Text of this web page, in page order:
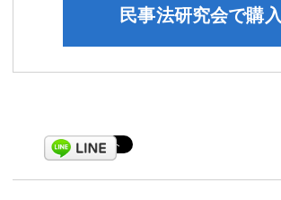
民事法研究会で購入